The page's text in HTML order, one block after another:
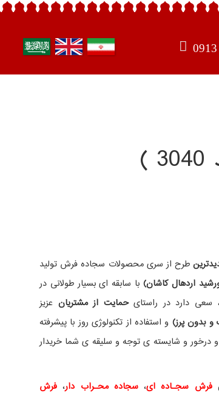
طرح از سری محصولات سجاده فرش تولید
اردهال کاشان) با سابقه ای بسیار طولانی در
سعی دارد در راستایحمایت از مشتریان عزیز
و بدون پرز) و استفاده از تکنولوژی روز با پیشرفته
درخور و شایسته ی توجه و سلیقه ی شما خریدار
فرش سجـاده ای، سجاده محـراب دار، فرش